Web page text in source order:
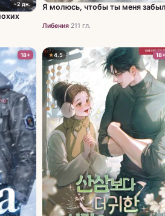
~2 дн. Я молюсь, чтобы ты меня
Либения·211 гл.
18+ ★4.5